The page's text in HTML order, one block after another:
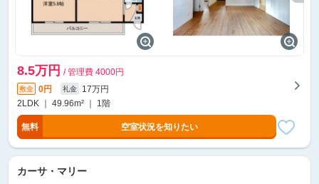
8.5万円 / 管理費 4000円
敷金 0円 礼金
17万円
2LDK ｜ 49.96m² ｜ 1階
無料 空室状況を知りたい
カーサ・マリー